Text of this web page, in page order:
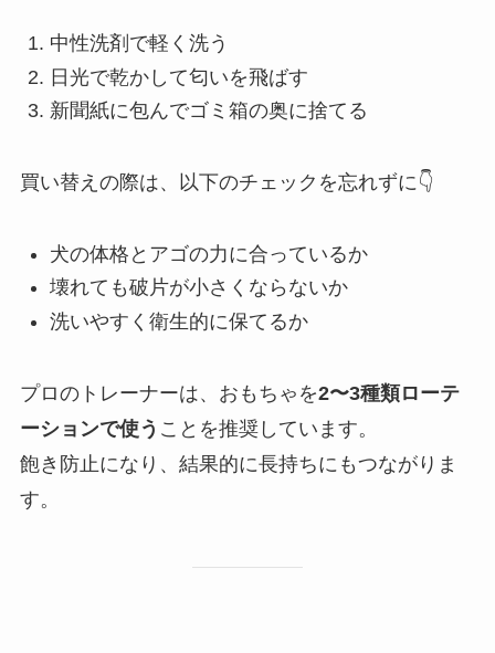
中性洗剤で軽く洗う
日光で乾かして匂いを飛ばす
新聞紙に包んでゴミ箱の奥に捨てる
買い替えの際は、以下のチェックを忘れずに👇
犬の体格とアゴの力に合っているか
壊れても破片が小さくならないか
洗いやすく衛生的に保てるか
プロのトレーナーは、おもちゃを2〜3種類ローテ
ーションで使う ことを推奨しています。
飽き防止になり、結果的に長持ちにもつながりま
す。